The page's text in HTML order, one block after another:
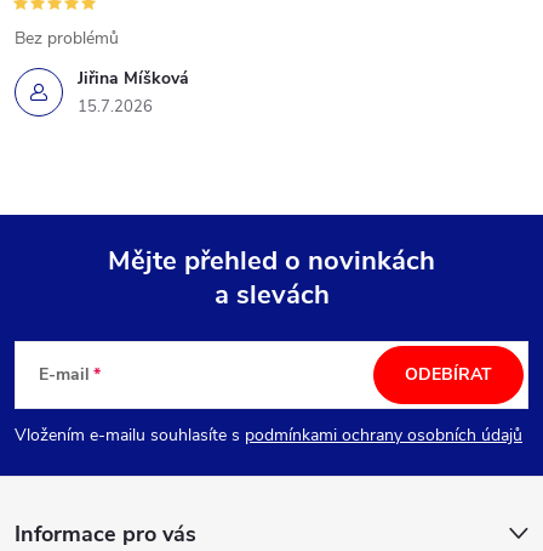
Jiřina Míšková
15.7.2026
Bez problémů
p
a
Mějte přehled o novinkách
a slevách
E-mail
Vložením e-mailu souhlasíte s podmínkami ochrany osobních údajů
ODEBÍRAT
Informace pro vás